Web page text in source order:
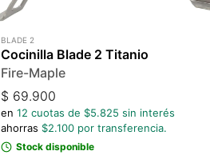
BLADE 2
Cocinilla Blade 2 Titanio
Fire-Maple
$ 69.900
en 12 cuotas de $5.825 sin interés
ahorras $2.100por transferencia.
Stock disponible